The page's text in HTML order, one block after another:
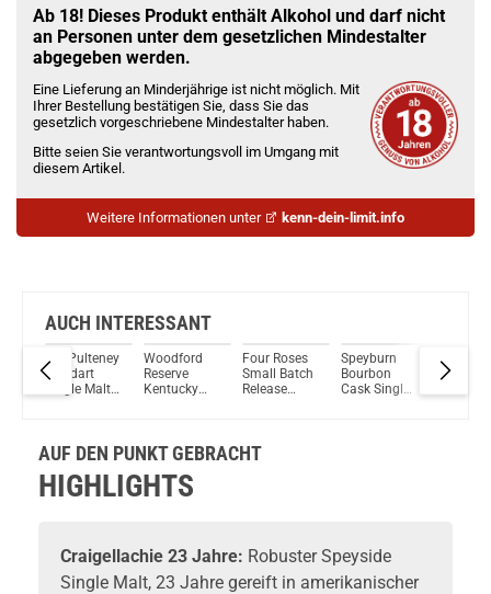
Check das mal!
Ramazzotti Limoncello Zitronenlikör 29% Vol. 700ml
Du willst Kröten sparen?
Schau mal hier!
Asvape Touch Pod System 1,5ml 500mAh Kit Silber
Ab 18! Dieses Produkt enthält Alkohol und darf nicht
an Personen unter dem gesetzlichen Mindestalter
abgegeben werden.
Eine Lieferung an Minderjährige ist nicht möglich. Mit
Ihrer Bestellung bestätigen Sie, dass Sie das
gesetzlich vorgeschriebene Mindestalter haben.
Bitte seien Sie verantwortungsvoll im Umgang mit
diesem Artikel.
Weitere Informationen unter kenn-dein-limit.info
AUCH INTERESSANT
Old Pulteney
Huddart
Single Malt
Woodford
Reserve
Kentucky
Four Roses
Small Batch
Release
Kentucky
Speyburn
Bourbon
Cask Single
Jahre
AUF DEN PUNKT GEBRACHT
HIGHLIGHTS
Craigellachie 23 Jahre: Robuster Speyside
Single Malt, 23 Jahre gereift in amerikanischer